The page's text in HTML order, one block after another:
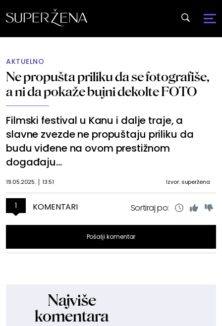
AKTUELNO
Ne propušta priliku da se fotografiše,
a ni da pokaže bujni dekolte FOTO
Filmski festival u Kanu i dalje traje, a
slavne zvezde ne propuštaju priliku da
budu viđene na ovom prestižnom
događaju...
19.05.2025. 13:51 Izvor: superžena
1 KOMENTARI Sortiraj po:
Pošalji komentar
Najviše
komentara